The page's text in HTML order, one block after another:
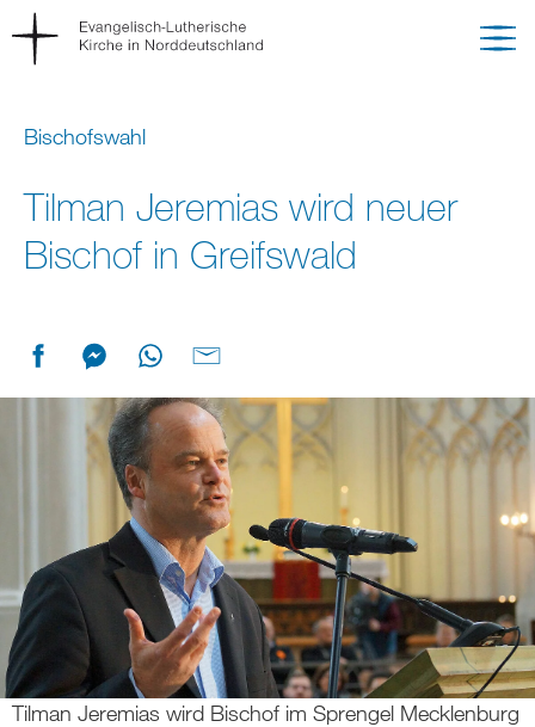
Bischofswahl
Tilman Jeremias wird neuer
Bischof in Greifswald
Tilman Jeremias wird Bischof im Sprengel Mecklenburg